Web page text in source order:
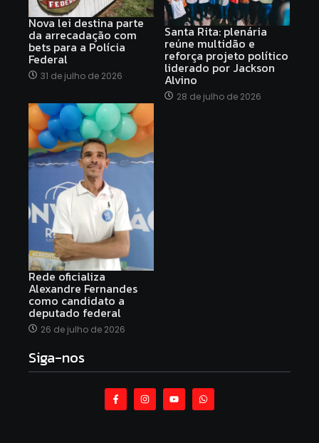
Nova lei destina parte
da arrecadação com
bets para a Polícia
Federal
31 de julho de 2026
Santa Rita: plenária
reúne multidão e
reforça projeto político
liderado por Jackson
Alvino
28 de julho de 2026
Rede oficializa
Alexandre Fernandes
como candidato a
deputado federal
26 de julho de 2026
Siga-nos